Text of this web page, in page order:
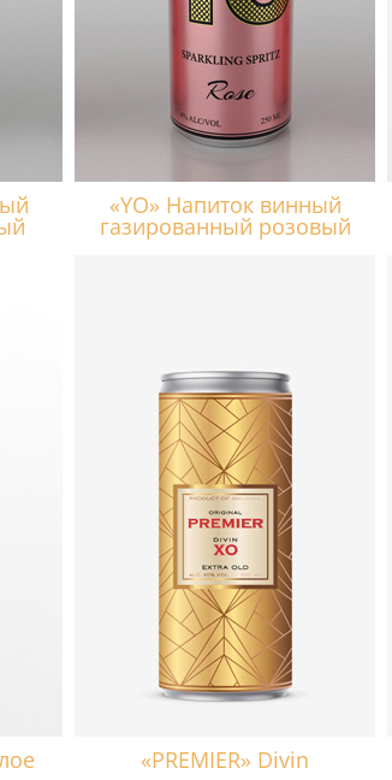
«YO» Напиток винный
газированный розовый
«PREMIER» Divin